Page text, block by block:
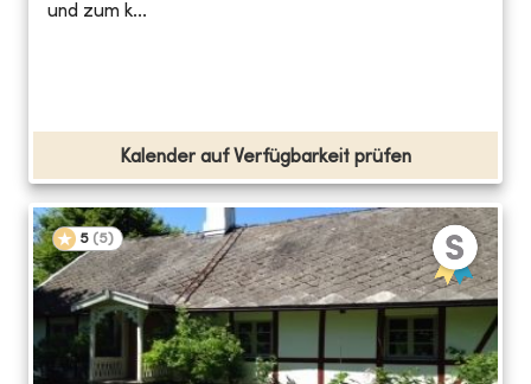
und zum k...
Kalender auf Verfügbarkeit prüfen
5 (5)